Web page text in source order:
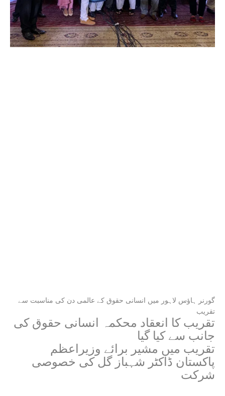
گورنر ہاؤس لاہور میں انسانی حقوق کے عالمی دن کی مناسبت سے
تقریب
تقریب کا انعقاد محکمہ انسانی حقوق کی
جانب سے کیا گیا
تقریب میں مشیر برائے وزیراعظم
پاکستان ڈاکٹر شہباز گل کی خصوصی
شرکت